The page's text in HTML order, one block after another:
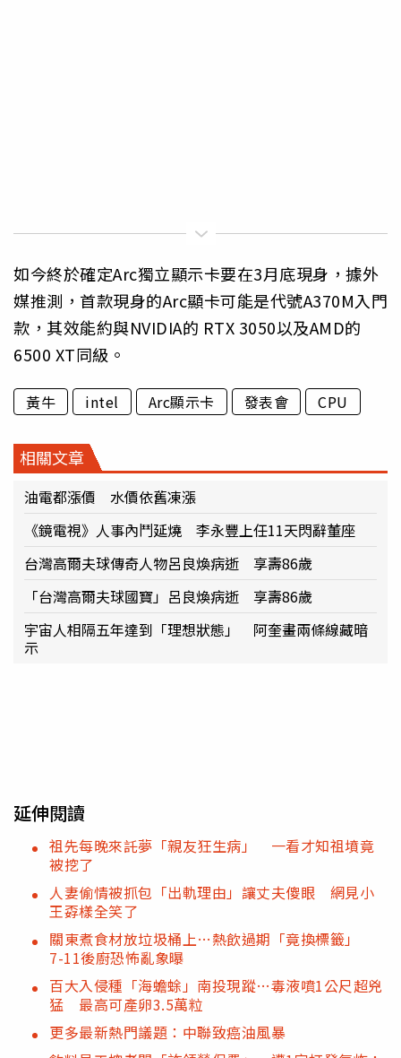
如今終於確定Arc獨立顯示卡要在3月底現身，據外
媒推測，首款現身的Arc顯卡可能是代號A370M入門
款，其效能約與NVIDIA的 RTX 3050以及AMD的
6500 XT同級。
黃牛 intel Arc顯示卡 發表會 CPU
相關文章
油電都漲價 水價依舊凍漲
《鏡電視》人事內鬥延燒 李永豐上任11天閃辭董座
台灣高爾夫球傳奇人物呂良煥病逝 享壽86歲
「台灣高爾夫球國寶」呂良煥病逝 享壽86歲
宇宙人相隔五年達到「理想狀態」 阿奎畫兩條線藏暗
示
延伸閱讀
祖先每晚來託夢「親友狂生病」 一看才知祖墳竟
被挖了
人妻偷情被抓包「出軌理由」讓丈夫傻眼 網見小
王孬樣全笑了
關東煮食材放垃圾桶上…熱飲過期「竟換標籤」
7-11後廚恐怖亂象曝
百大入侵種「海蟾蜍」南投現蹤…毒液噴1公尺超兇
猛 最高可產卵3.5萬粒
更多最新熱門議題：中聯致癌油風暴